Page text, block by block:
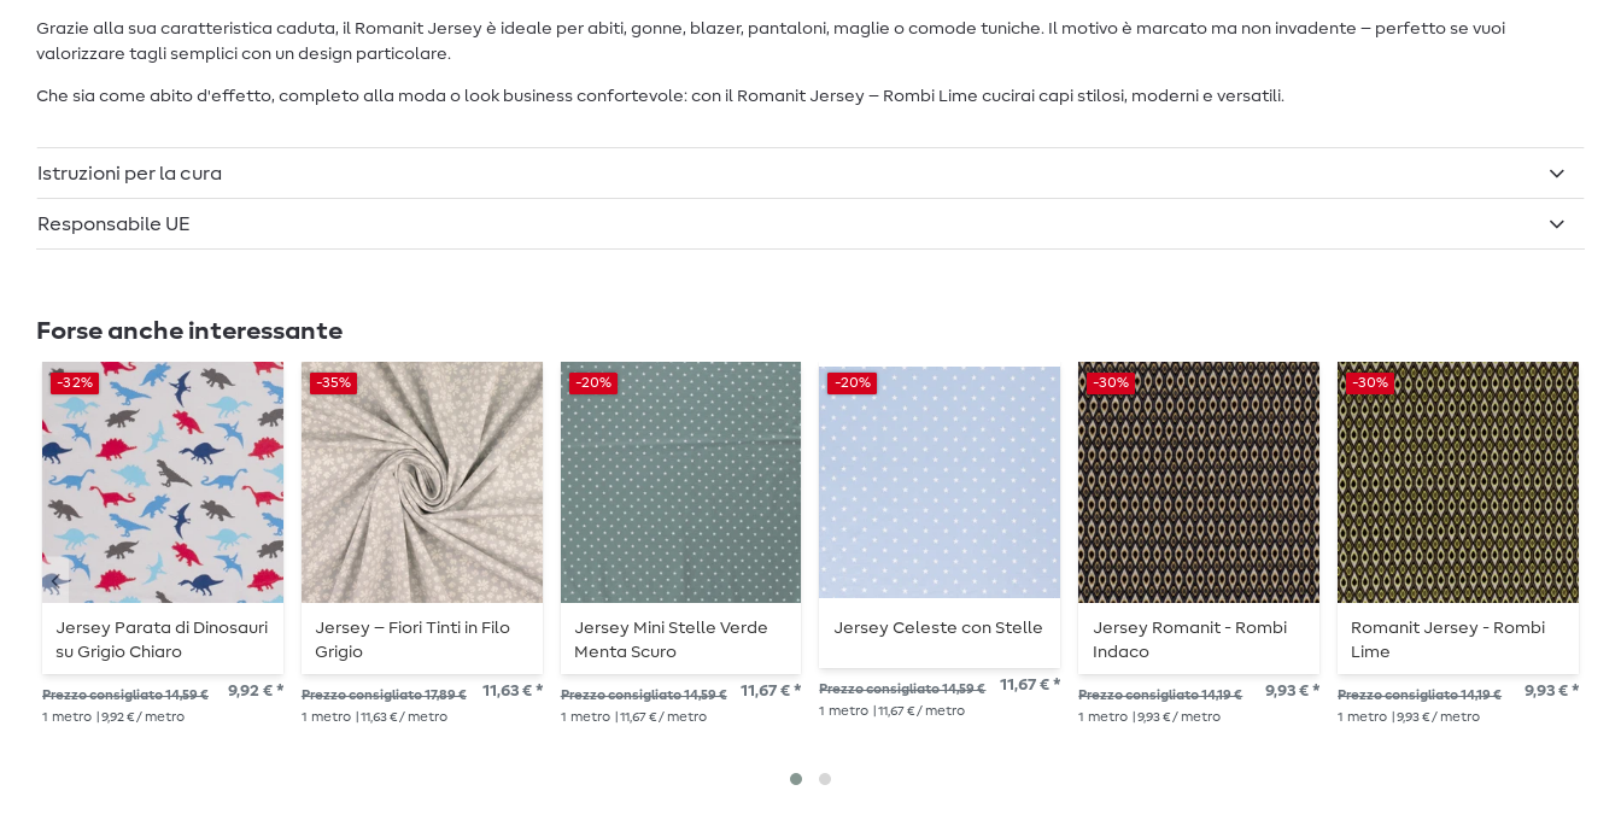
Grazie alla sua caratteristica caduta, il Romanit Jersey è ideale per abiti, gonne, blazer, pantaloni, maglie o comode tuniche. Il motivo è marcato ma non invadente – perfetto se vuoi
valorizzare tagli semplici con un design particolare.
Che sia come abito d'effetto, completo alla moda o look business confortevole: con il Romanit Jersey – Rombi Lime cucirai capi stilosi, moderni e versatili.
Istruzioni per la cura
Responsabile UE
Forse anche interessante
-32%
Jersey Parata di Dinosauri
su Grigio Chiaro
Prezzo consigliato 14,59 € 9,92 € *
1 metro | 9,92 € / metro
-35%
Jersey – Fiori Tinti in Filo
Grigio
Prezzo consigliato 17,89 € 11,63 € *
1 metro | 11,63 € / metro
-20%
Jersey Mini Stelle Verde
Menta Scuro
Prezzo consigliato 14,59 € 11,67 € *
1 metro | 11,67 € / metro
-20%
Jersey Celeste con Stelle
Prezzo consigliato 14,59 € 11,67 € *
1 metro | 11,67 € / metro
-30%
Jersey Romanit - Rombi
Indaco
Prezzo consigliato 14,19 € 9,93 € *
1 metro | 9,93 € / metro
-30%
Romanit Jersey - Rombi
Lime
Prezzo consigliato 14,19 € 9,93 € *
1 metro | 9,93 € / metro